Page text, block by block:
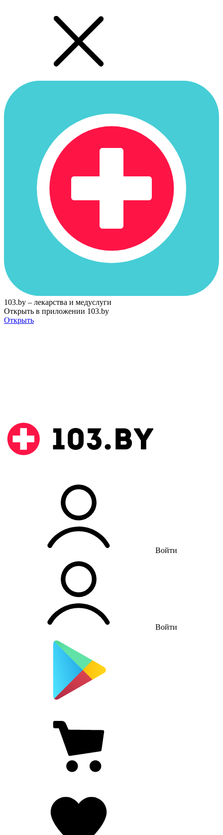
103.by – лекарства и медуслуги
Открыть в приложении 103.by
Открыть
Войти
Войти